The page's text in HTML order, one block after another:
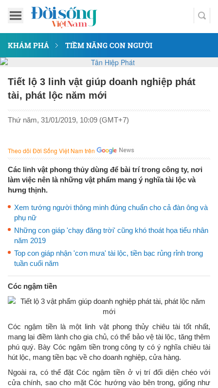
KHÁM PHÁ TIỀM NĂNG CON NGƯỜI
Tiết lộ 3 linh vật giúp doanh nghiệp phát
tài, phát lộc năm mới
Thứ năm, 31/01/2019, 10:09 (GMT+7)
Theo dõi Đời Sống Việt Nam trên
Các linh vật phong thủy dùng để bài trí trong công ty, nơi
làm việc nên là những vật phẩm mang ý nghĩa tài lộc và
hưng thịnh.
Xem tướng người thông minh đúng chuẩn cho cả đàn ông và
phụ nữ
Những con giáp 'chạy đăng trời' cũng khó thoát họa tiểu nhân
năm 2019
Top con giáp nhận 'cơn mưa' tài lộc, tiền bạc rủng rỉnh trong
tuần cuối năm
Cóc ngậm tiền
Cóc ngậm tiền là một linh vật phong thủy chiêu tài tốt nhất,
mang lại điềm lành cho gia chủ, có thể bảo vệ tài lộc, tăng thêm
phú quý. Bày Cóc ngậm tiền trong công ty có ý nghĩa chiêu tài
hút lộc, mang tiền bạc về cho doanh nghiệp, cửa hàng.
Ngoài ra, có thể đặt Cóc ngậm tiền ở vị trí đối diện chéo với
cửa chính, sao cho mặt Cóc hướng vào bên trong, giống như